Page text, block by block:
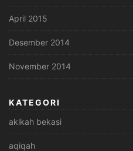
April 2015
Desember 2014
November 2014
KATEGORI
akikah bekasi
aqiqah